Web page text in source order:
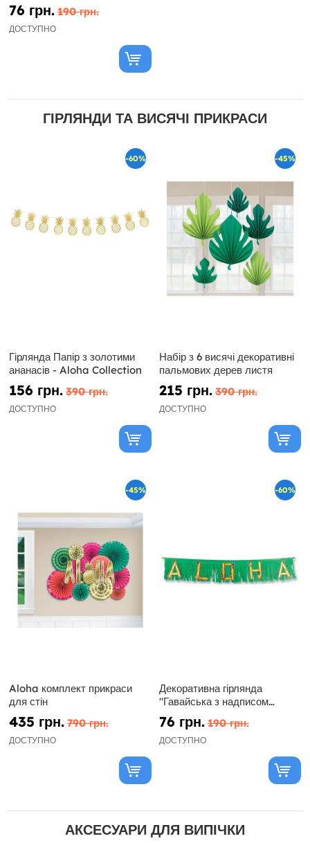
76 грн. 190 грн.
ДОСТУПНО
ГІРЛЯНДИ ТА ВИСЯЧІ ПРИКРАСИ
-60%
Гірлянда Папір з золотими
ананасів - Aloha Collection
156 грн. 390 грн.
ДОСТУПНО
-45%
Набір з 6 висячі декоративні
пальмових дерев листя
215 грн. 390 грн.
ДОСТУПНО
-45%
Aloha комплект прикраси
для стін
435 грн. 790 грн.
ДОСТУПНО
-60%
Декоративна гірлянда
"Гавайська з надписом
ALOHA"
76 грн. 190 грн.
ДОСТУПНО
АКСЕСУАРИ ДЛЯ ВИПІЧКИ